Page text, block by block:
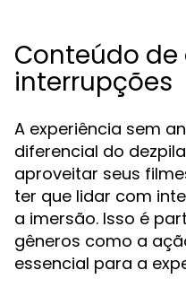
Conteúdo
interrupções
A experiência sem
diferencial do
aproveitar seus
ter que lidar com
a imersão. Isso é
gêneros como a
essencial para a